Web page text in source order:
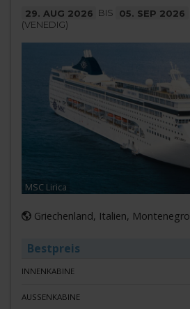
29. AUG 2026 BIS 05. SEP 2026
(VENEDIG)
MSC Lirica
Griechenland, Italien, Montenegro
Bestpreis
INNENKABINE
AUSSENKABINE